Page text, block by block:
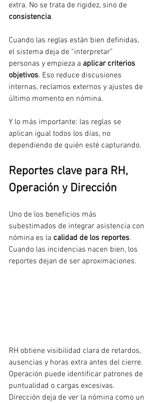
extra. No se trata de rigidez, sino de
consistencia.
Cuando las reglas están bien definidas,
el sistema deja de “interpretar”
personas y empieza a aplicar criterios
objetivos. Eso reduce discusiones
internas, reclamos externos y ajustes de
último momento en nómina.
Y lo más importante: las reglas se
aplican igual todos los días, no
dependiendo de quién esté capturando.
Reportes clave para RH,
Operación y Dirección
Uno de los beneficios más
subestimados de integrar asistencia con
nómina es la calidad de los reportes.
Cuando las incidencias nacen bien, los
reportes dejan de ser aproximaciones.
RH obtiene visibilidad clara de retardos,
ausencias y horas extra antes del cierre.
Operación puede identificar patrones de
puntualidad o cargas excesivas.
Dirección deja de ver la nómina como un